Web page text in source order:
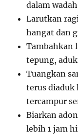
dalam
Larutkan
hangat dan
Tambahkan
tepung,
Tuangkan
terus diaduk
tercampur
Biarkan
lebih 1 jam